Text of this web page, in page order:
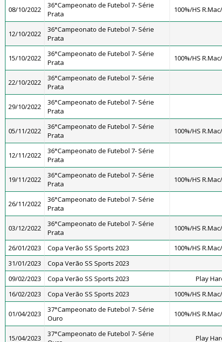
08/10/2022
36°Campeonato de Futebol 7- Série
Prata
100%/HS
12/10/2022
36°Campeonato de Futebol 7- Série
Prata
15/10/2022
36°Campeonato de Futebol 7- Série
Prata
100%/HS
22/10/2022
36°Campeonato de Futebol 7- Série
Prata
29/10/2022
36°Campeonato de Futebol 7- Série
Prata
05/11/2022
36°Campeonato de Futebol 7- Série
Prata
100%/HS
12/11/2022
36°Campeonato de Futebol 7- Série
Prata
19/11/2022
36°Campeonato de Futebol 7- Série
Prata
100%/HS
26/11/2022
36°Campeonato de Futebol 7- Série
Prata
03/12/2022
36°Campeonato de Futebol 7- Série
Prata
100%/HS
26/01/2023 Copa Verão SS Sports 2023
100%/HS
31/01/2023
Copa Verão SS Sports 2023
09/02/2023
Copa Verão SS Sports 2023
Play
16/02/2023
Copa Verão SS Sports 2023 100%/HS
01/04/2023
37°Campeonato de Futebol 7- Série
Ouro
100%/HS
15/04/2023
37°Campeonato de Futebol 7- Série
Play